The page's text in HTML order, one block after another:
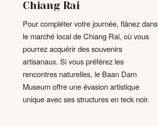
Chiang Rai
Pour compléter votre journée, flânez dans
le marché local de Chiang Rai, où vous
pourrez acquérir des souvenirs
artisanaux. Si vous préférez les
rencontres naturelles, le Baan Dam
Museum offre une évasion artistique
unique avec ses structures en teck noir.